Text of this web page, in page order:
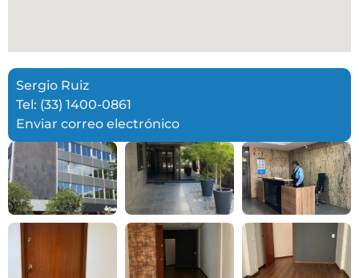
Sergio Ruiz
Tel: (33) 1400-0861
Enviar correo electrónico